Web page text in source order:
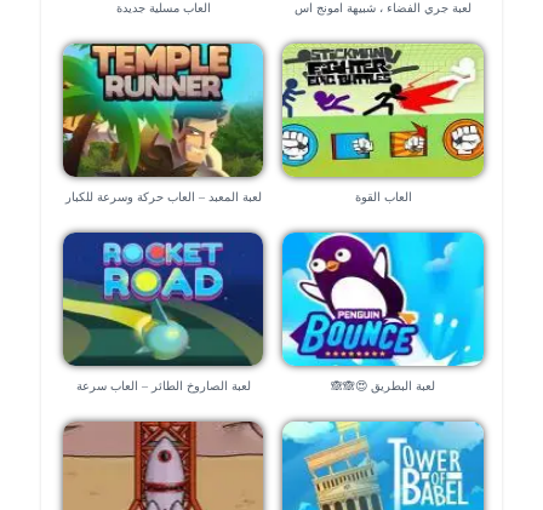
لعبة جري الفضاء ، شبيهة امونج اس
العاب مسلية جديدة
العاب القوة لعبة المعبد – العاب حركة وسرعة للكبار
لعبة البطريق 😍🙈🙈
لعبة الصاروخ الطائر – العاب سرعة